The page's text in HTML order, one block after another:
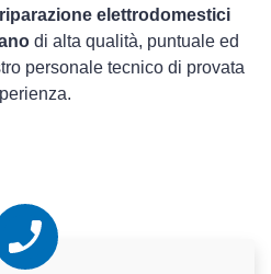
riparazione elettrodomestici
di alta qualità, puntuale ed
personale tecnico di provata